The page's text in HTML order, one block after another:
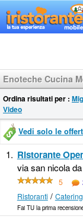
Enoteche Cucina
Ordina risultati per :
Video
Vedi solo le
1. Ristorante
via san nicola
5
Ristoranti / Catering
Fai TU la prima